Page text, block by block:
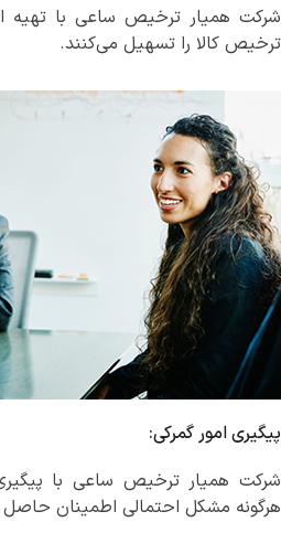
شرکت‌ همیار ترخیص ساعی با تهیه
ترخیص کالا را تسهیل می‌کنند.
پیگیری امور گمرکی:
شرکت‌ همیار ترخیص ساعی با
هرگونه مشکل احتمالی اطمینان